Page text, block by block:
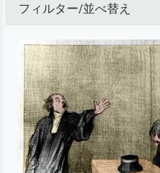
フィルター/並べ替え